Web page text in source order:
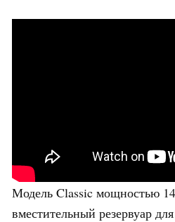
Модель Classic мощностью
вместительный резервуар